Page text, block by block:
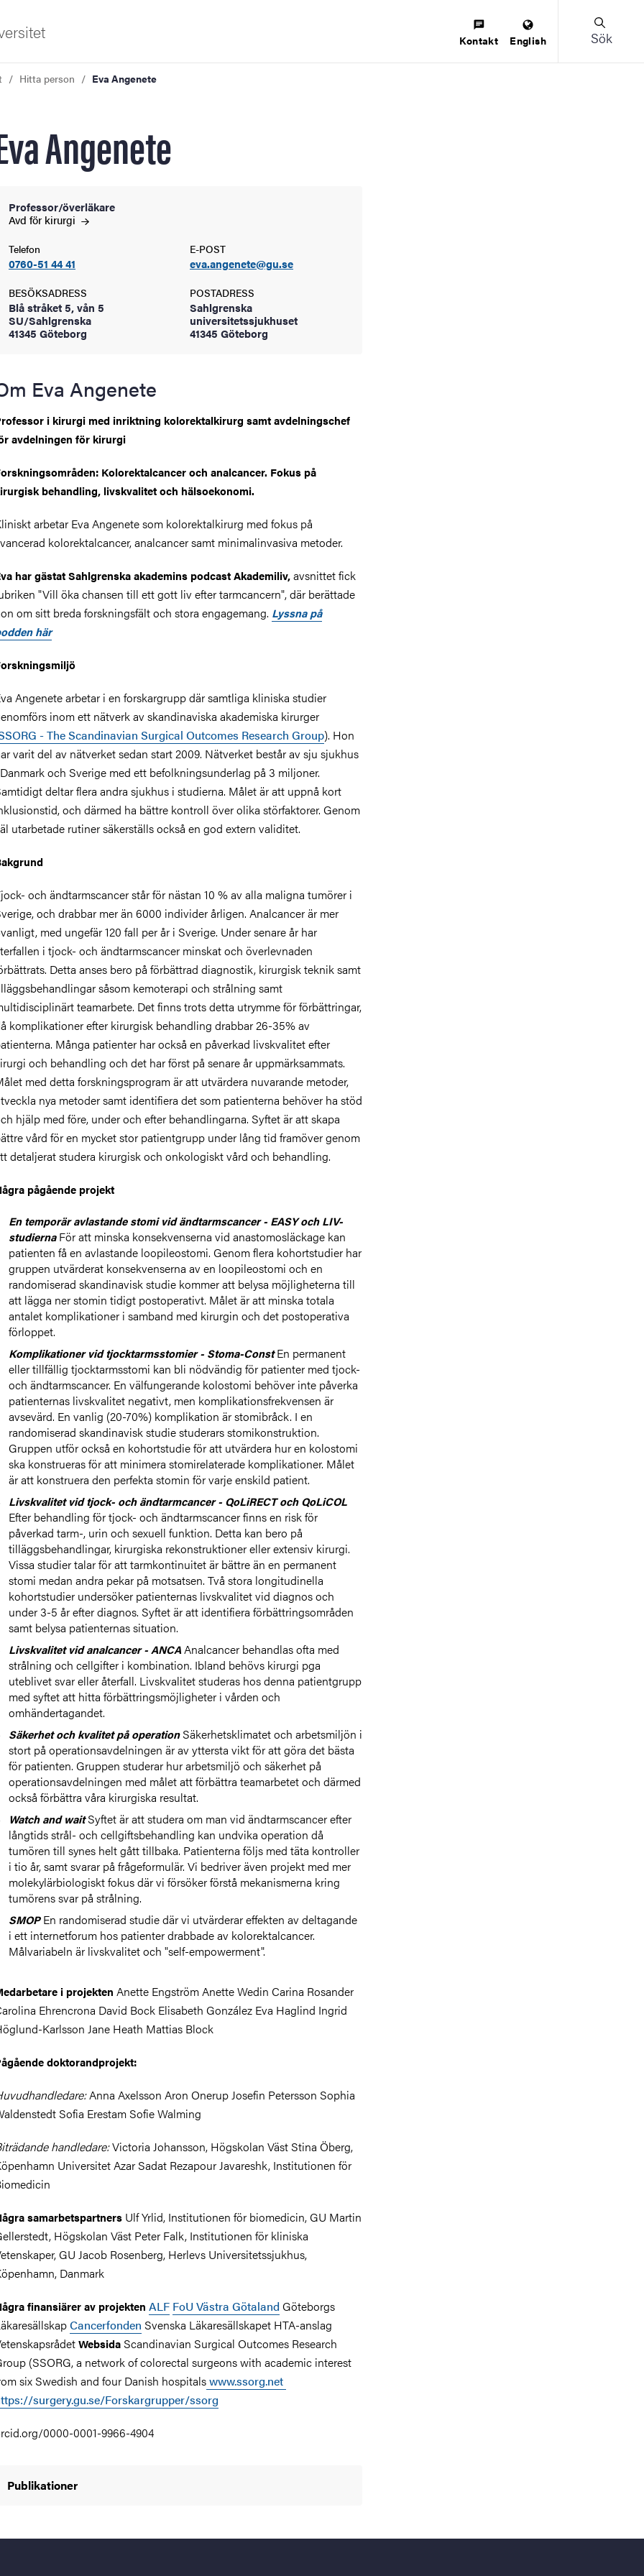
innovation
traditioner
Kontakt English Sök
Hitta person Eva Angenete
Angenete
Professor/överläkare
Avd förkirurgi
Telefon
0760-51 44 41
E-POST
eva.angenete@gu.se
BESÖKSADRESS
Blå stråket 5, vån 5
SU/Sahlgrenska
41345 Göteborg
POSTADRESS
Sahlgrenska
universitetssjukhuset
41345 Göteborg
Eva Angenete
i kirurgi med inriktning kolorektalkirurg samt avdelningschef
avdelningen för kirurgi
Kolorektalcancer och analcancer. Fokus på
behandling, livskvalitet och hälsoekonomi.
arbetar Eva Angenete som kolorektalkirurg med fokus på
kolorektalcancer, analcancer samt minimalinvasiva metoder.
har gästat Sahlgrenska akademins podcast Akademiliv,avsnittet fick
"Vill öka chansen till ett gott liv efter tarmcancern", där berättade
om sitt breda forskningsfält och stora engagemang. Lyssna på
här
Angenete arbetar i en forskargrupp där samtliga kliniska studier
inom ett nätverk av skandinaviska akademiska kirurger
- The Scandinavian Surgical Outcomes Research Group). Hon
varit del av nätverket sedan start 2009. Nätverket består av sju sjukhus
och Sverige med ett befolkningsunderlag på 3 miljoner.
deltar flera andra sjukhus i studierna. Målet är att uppnå kort
och därmed ha bättre kontroll över olika störfaktorer. Genom
utarbetade rutiner säkerställs också en god extern validitet.
och ändtarmscancer står för nästan 10 % av alla maligna tumörer i
och drabbar mer än 6000 individer årligen. Analcancer är mer
med ungefär 120 fall per år i Sverige. Under senare år har
i tjock- och ändtarmscancer minskat och överlevnaden
Detta anses bero på förbättrad diagnostik, kirurgisk teknik samt
såsom kemoterapi och strålning samt
teamarbete. Det finns trots detta utrymme för förbättringar,
komplikationer efter kirurgisk behandling drabbar 26-35% av
Många patienter har också en påverkad livskvalitet efter
och behandling och det har först på senare år uppmärksammats.
med detta forskningsprogram är att utvärdera nuvarande metoder,
nya metoder samt identifiera det som patienterna behöver ha stöd
hjälp med före, under och efter behandlingarna. Syftet är att skapa
vård för en mycket stor patientgrupp under lång tid framöver genom
detaljerat studera kirurgisk och onkologiskt vård och behandling.
pågående projekt
En temporär avlastande stomi vid ändtarmscancer - EASY och LIV-
studiernaFör att minska konsekvenserna vid anastomosläckage kan
patienten få en avlastande loopileostomi. Genom flera kohortstudier har
gruppen utvärderat konsekvenserna av en loopileostomi och en
randomiserad skandinavisk studie kommer att belysa möjligheterna till
att lägga ner stomin tidigt postoperativt. Målet är att minska totala
antalet komplikationer i samband med kirurgin och det postoperativa
förloppet.
Komplikationer vid tjocktarmsstomier - Stoma-ConstEn permanent
eller tillfällig tjocktarmsstomi kan bli nödvändig för patienter med tjock-
och ändtarmscancer. En välfungerande kolostomi behöver inte påverka
patienternas livskvalitet negativt, men komplikationsfrekvensen är
avsevärd. En vanlig (20-70%) komplikation är stomibråck. I en
randomiserad skandinavisk studie studerars stomikonstruktion.
Gruppen utför också en kohortstudie för att utvärdera hur en kolostomi
ska konstrueras för att minimera stomirelaterade komplikationer. Målet
är att konstruera den perfekta stomin för varje enskild patient.
Livskvalitet vid tjock- och ändtarmcancer - QoLiRECT och QoLiCOL
Efter behandling för tjock- och ändtarmscancer finns en risk för
påverkad tarm-, urin och sexuell funktion. Detta kan bero på
tilläggsbehandlingar, kirurgiska rekonstruktioner eller extensiv kirurgi.
Vissa studier talar för att tarmkontinuitet är bättre än en permanent
stomi medan andra pekar på motsatsen. Två stora longitudinella
kohortstudier undersöker patienternas livskvalitet vid diagnos och
under 3-5 år efter diagnos. Syftet är att identifiera förbättringsområden
samt belysa patienternas situation.
Livskvalitet vid analcancer - ANCAAnalcancer behandlas ofta med
strålning och cellgifter i kombination. Ibland behövs kirurgi pga
uteblivet svar eller återfall. Livskvalitet studeras hos denna patientgrupp
med syftet att hitta förbättringsmöjligheter i vården och
omhändertagandet.
Säkerhet och kvalitet på operationSäkerhetsklimatet och arbetsmiljön i
stort på operationsavdelningen är av yttersta vikt för att göra det bästa
för patienten. Gruppen studerar hur arbetsmiljö och säkerhet på
operationsavdelningen med målet att förbättra teamarbetet och därmed
också förbättra våra kirurgiska resultat.
Watch and waitSyftet är att studera om man vid ändtarmscancer efter
långtids strål- och cellgiftsbehandling kan undvika operation då
tumören till synes helt gått tillbaka. Patienterna följs med täta kontroller
i tio år, samt svarar på frågeformulär. Vi bedriver även projekt med mer
molekylärbiologiskt fokus där vi försöker förstå mekanismerna kring
tumörens svar på strålning.
SMOPEn randomiserad studie där vi utvärderar effekten av deltagande
i ett internetforum hos patienter drabbade av kolorektalcancer.
Målvariabeln är livskvalitet och "self-empowerment".
i projekten Anette Engström Anette Wedin Carina Rosander
Ehrencrona David Bock Elisabeth González Eva Haglind Ingrid
Karlsson Jane Heath Mattias Block
doktorandprojekt:
Anna Axelsson Aron Onerup Josefin Petersson Sophia
Sofia Erestam Sofie Walming
handledare:Victoria Johansson, Högskolan Väst Stina Öberg,
Universitet Azar Sadat Rezapour Javareshk, Institutionen för
samarbetspartners Ulf Yrlid, Institutionen för biomedicin, GU Martin
Högskolan Väst Peter Falk, Institutionen för kliniska
GU Jacob Rosenberg, Herlevs Universitetssjukhus,
Danmark
finansiärer av projekten ALF FoU Västra Götaland Göteborgs
Cancerfonden Svenska Läkaresällskapet HTA-anslag
Websida Scandinavian Surgical Outcomes Research
(SSORG, a network of colorectal surgeons with academic interest
six Swedish and four Danish hospitalswww.ssorg.net
surgery.gu.se/Forskargrupper/ssorg
0000-0001-9966-4904
Publikationer